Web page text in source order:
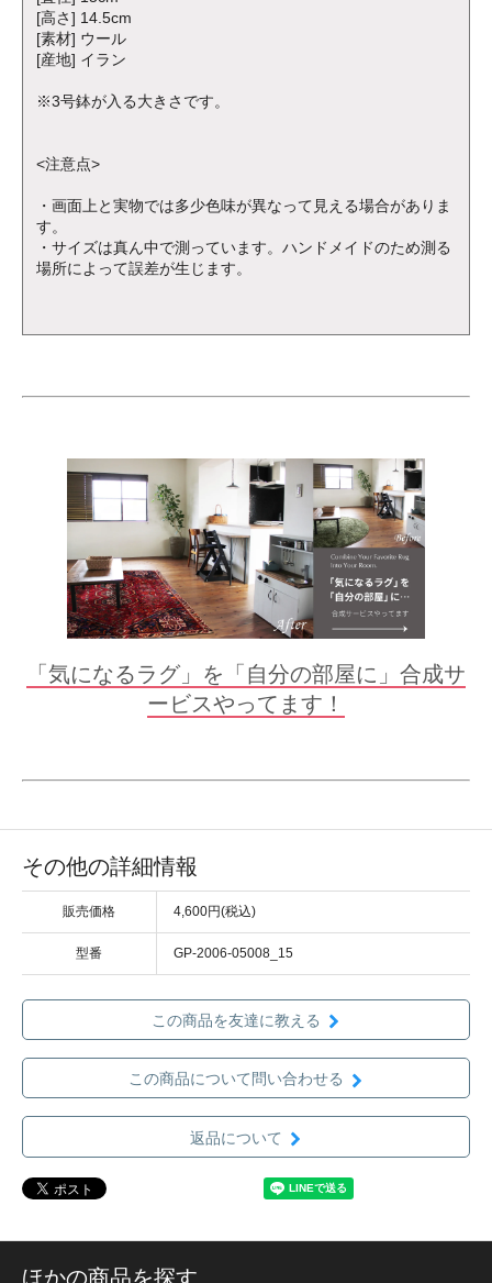
[高さ] 14.5cm
[素材] ウール
[産地] イラン
※3号鉢が入る大きさです。
<注意点>
・画面上と実物では多少色味が異なって見える場合がありま
す。
・サイズは真ん中で測っています。ハンドメイドのため測る
場所によって誤差が生じます。
「気になるラグ」を「自分の部屋に」合成サ
ービスやってます！
その他の詳細情報
販売価格 4,600円(税込)
型番 GP-2006-05008_15
この商品を友達に教える
この商品について問い合わせる
返品について
ほかの商品を探す